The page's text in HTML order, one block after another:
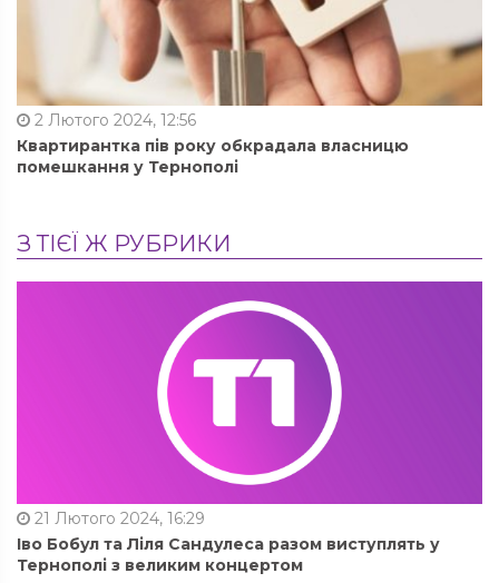
2 Лютого 2024, 12:56
Квартирантка пів року обкрадала власницю
помешкання у Тернополі
З ТІЄЇ Ж РУБРИКИ
21 Лютого 2024, 16:29
Іво Бобул та Ліля Сандулеса разом виступлять у
Тернополі з великим концертом